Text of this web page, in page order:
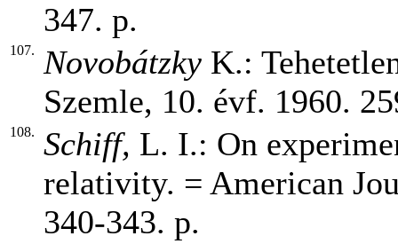
347. p.
107. Novobátzky K.:
Szemle, 10. évf. 1960.
108. Schiff, L. I.: On
relativity. = American
340-343. p.